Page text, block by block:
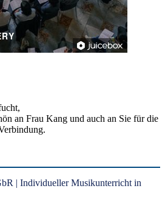
an Frau Kang und auch an Sie für die
| Individueller Musikunterricht in